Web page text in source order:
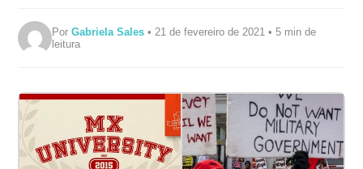
PorGabriela Sales • 21 de fevereiro de 2021 • 5 min de
leitura